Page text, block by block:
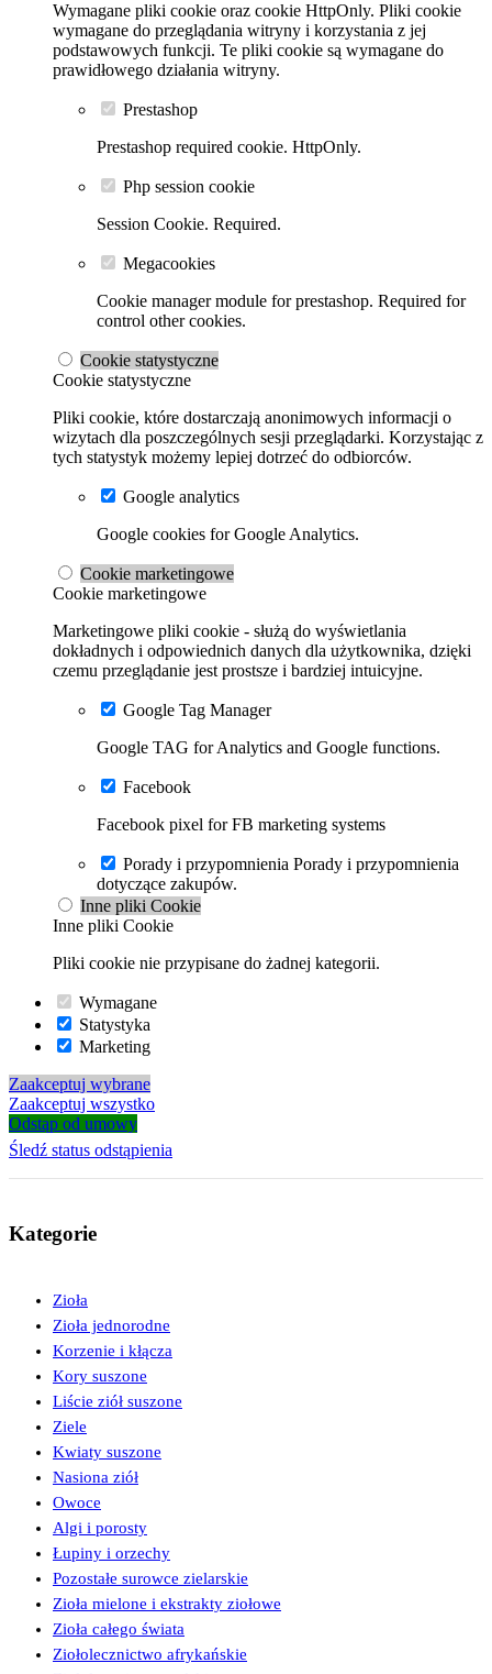
Wymagane pliki cookie oraz cookie HttpOnly. Pliki cookie
wymagane do przeglądania witryny i korzystania z jej
podstawowych funkcji. Te pliki cookie są wymagane do
prawidłowego działania witryny.
Prestashop
Prestashop required cookie. HttpOnly.
Php session cookie
Session Cookie. Required.
Megacookies
Cookie manager module for prestashop. Required for
control other cookies.
Cookie statystyczne
Cookie statystyczne
Pliki cookie, które dostarczają anonimowych informacji o
wizytach dla poszczególnych sesji przeglądarki. Korzystając z
tych statystyk możemy lepiej dotrzeć do odbiorców.
Google analytics
Google cookies for Google Analytics.
Cookie marketingowe
Cookie marketingowe
Marketingowe pliki cookie - służą do wyświetlania
dokładnych i odpowiednich danych dla użytkownika, dzięki
czemu przeglądanie jest prostsze i bardziej intuicyjne.
Google Tag Manager
Google TAG for Analytics and Google functions.
Facebook
Facebook pixel for FB marketing systems
Porady i przypomnienia Porady i przypomnienia
dotyczące zakupów.
Inne pliki Cookie
Inne pliki Cookie
Pliki cookie nie przypisane do żadnej kategorii.
Wymagane
Statystyka
Marketing
Zaakceptuj wybrane
Zaakceptuj wszystko
Odstąp od umowy
Śledź status odstąpienia
Kategorie
Zioła
Zioła jednorodne
Korzenie i kłącza
Kory suszone
Liście ziół suszone
Ziele
Kwiaty suszone
Nasiona ziół
Owoce
Algi i porosty
Łupiny i orzechy
Pozostałe surowce zielarskie
Zioła mielone i ekstrakty ziołowe
Zioła całego świata
Ziołolecznictwo afrykańskie